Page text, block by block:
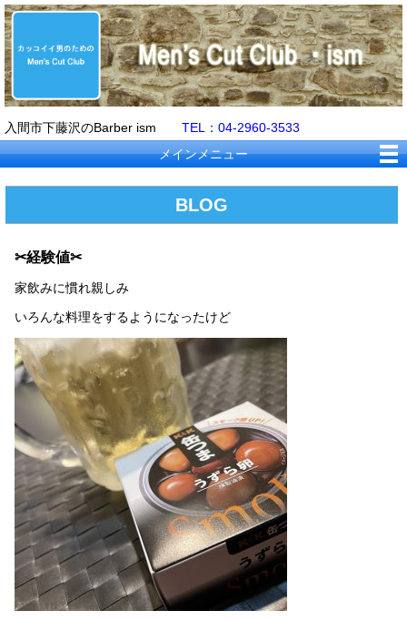
入間市下藤沢のBarber ism TEL：04-2960-3533
メインメニュー
BLOG
✂経験値✂
家飲みに慣れ親しみ
いろんな料理をするようになったけど